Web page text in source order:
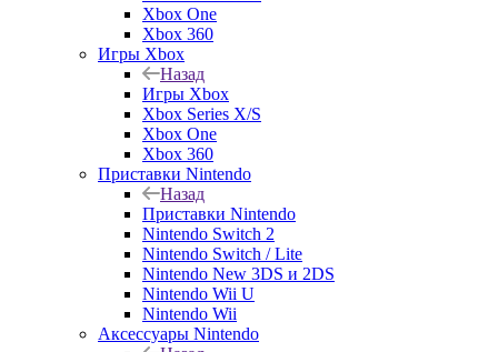
Xbox One
Xbox 360
Игры Xbox
Назад
Игры Xbox
Xbox Series X/S
Xbox One
Xbox 360
Приставки Nintendo
Назад
Приставки Nintendo
Nintendo Switch 2
Nintendo Switch / Lite
Nintendo New 3DS и 2DS
Nintendo Wii U
Nintendo Wii
Аксессуары Nintendo